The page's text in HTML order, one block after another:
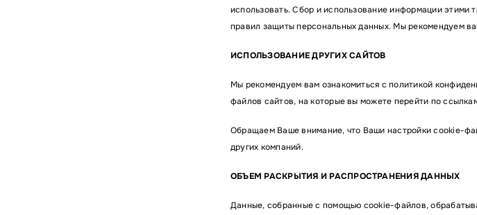
использовать. Сбор и использование информации этими
правил защиты персональных данных. Мы рекомендуем
ИСПОЛЬЗОВАНИЕ ДРУГИХ САЙТОВ
Мы рекомендуем вам ознакомиться с политикой
файлов сайтов, на которые вы можете перейти по
Обращаем Ваше внимание, что Ваши настройки cookie-
других компаний.
ОБЪЕМ РАСКРЫТИЯ И РАСПРОСТРАНЕНИЯ ДАННЫХ
Данные, собранные с помощью cookie-файлов,